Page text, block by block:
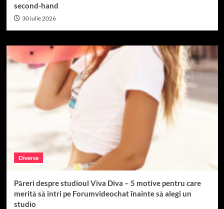
second-hand
30 iulie 2026
Diverse
Păreri despre studioul Viva Diva – 5 motive pentru care
merită să intri pe Forumvideochat înainte să alegi un
studio